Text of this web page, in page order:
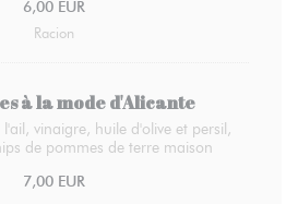
6,00 EUR
Racion
à la mode d'Alicante
vinaigre, huile d'olive et persil,
de pommes de terre maison
7,00 EUR